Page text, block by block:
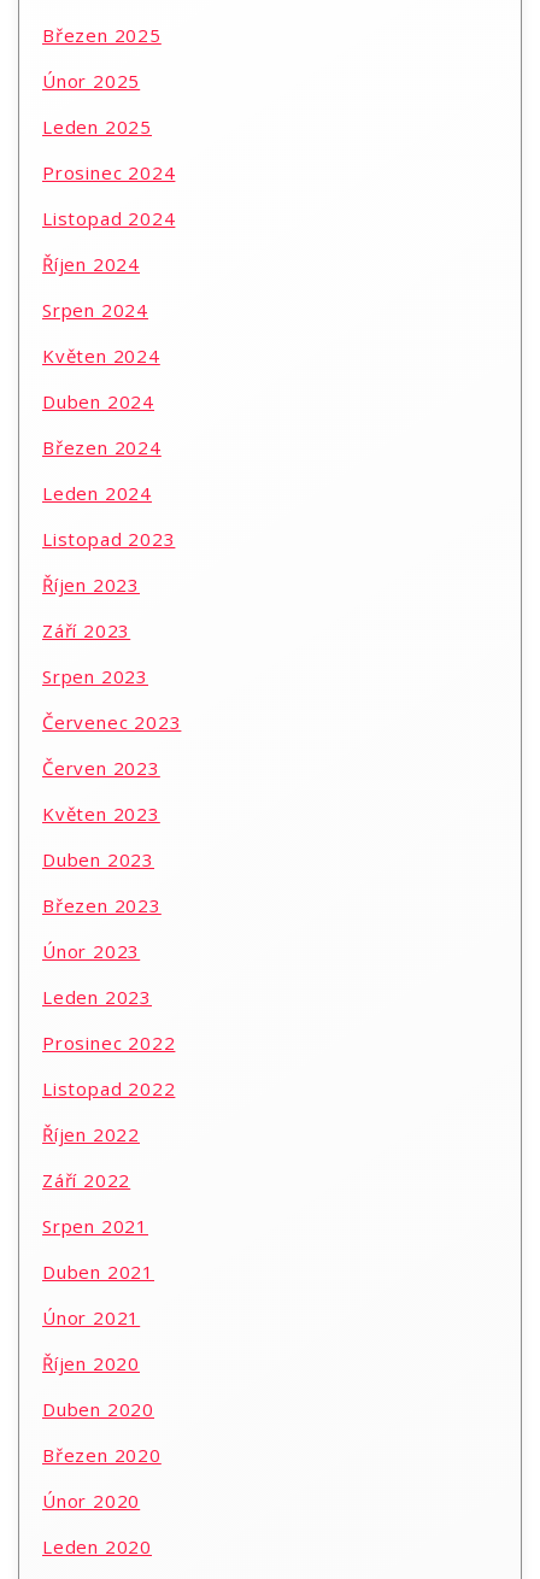
Březen 2025
Únor 2025
Leden 2025
Prosinec 2024
Listopad 2024
Říjen 2024
Srpen 2024
Květen 2024
Duben 2024
Březen 2024
Leden 2024
Listopad 2023
Říjen 2023
Září 2023
Srpen 2023
Červenec 2023
Červen 2023
Květen 2023
Duben 2023
Březen 2023
Únor 2023
Leden 2023
Prosinec 2022
Listopad 2022
Říjen 2022
Září 2022
Srpen 2021
Duben 2021
Únor 2021
Říjen 2020
Duben 2020
Březen 2020
Únor 2020
Leden 2020